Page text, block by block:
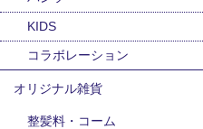
KIDS
コラボレーション
オリジナル雑貨
整髪料・コーム